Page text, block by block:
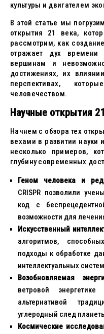
культуры и двигателем
В этой статье мы
открытия 21 века,
рассмотрим, как
отражает дух
вершинам и
достижениях, их
перспективах,
человечеством.
Научные открытия
Начнем с обзора тех
вехами в развитии науки
несколько примеров,
глубину современных
Геном человека и
CRISPR позволили
код с
возможности для
Искусственный
алгоритмов,
подходы к обработке
интеллектуальных
Возобновляемая
ветровой
альтернативой
углеродный след
Космические